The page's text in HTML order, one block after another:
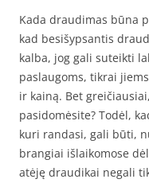
Kada draudimas būna
kad besišypsantis
kalba, jog gali suteikti
paslaugoms, tikrai
ir kainą. Bet
pasidomėsite? Todėl,
kuri randasi, gali būti,
brangiai išlaikomose
atėję draudikai negali